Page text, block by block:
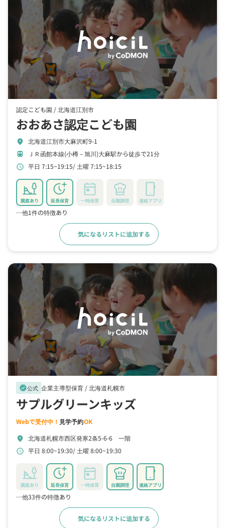
認定こども園 /北海道江別市
おおあさ認定こども園
location_on 北海道江別市大麻沢町9-1
train ＪＲ函館本線(小樽－旭川)大麻駅から徒歩で21分
schedule 平日 7:15~19:15 土曜 7:15~18:15
園庭あり 延長保育 一時保育 自園調理 連絡アプリ
…他1件の特徴あり
気になるリストに追加する
verified公式 企業主導型保育 /北海道札幌市
サプルグリーンキッズ
Webで受付中！ 見学予約OK
location_on 北海道札幌市西区発寒2条5-6-6 一階
schedule 平日 8:00~19:30 土曜 8:00~19:30
園庭あり 延長保育 一時保育 自園調理 連絡アプリ
…他33件の特徴あり
気になるリストに追加する